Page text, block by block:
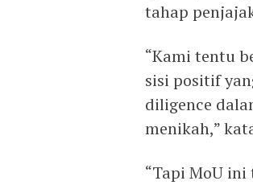
tahap
“Kami tentu
sisi positif
diligence
menikah,”
“Tapi MoU